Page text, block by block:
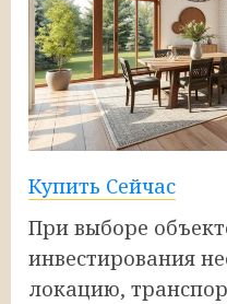
Купить Сейчас
При выборе
инвестирования
локацию,